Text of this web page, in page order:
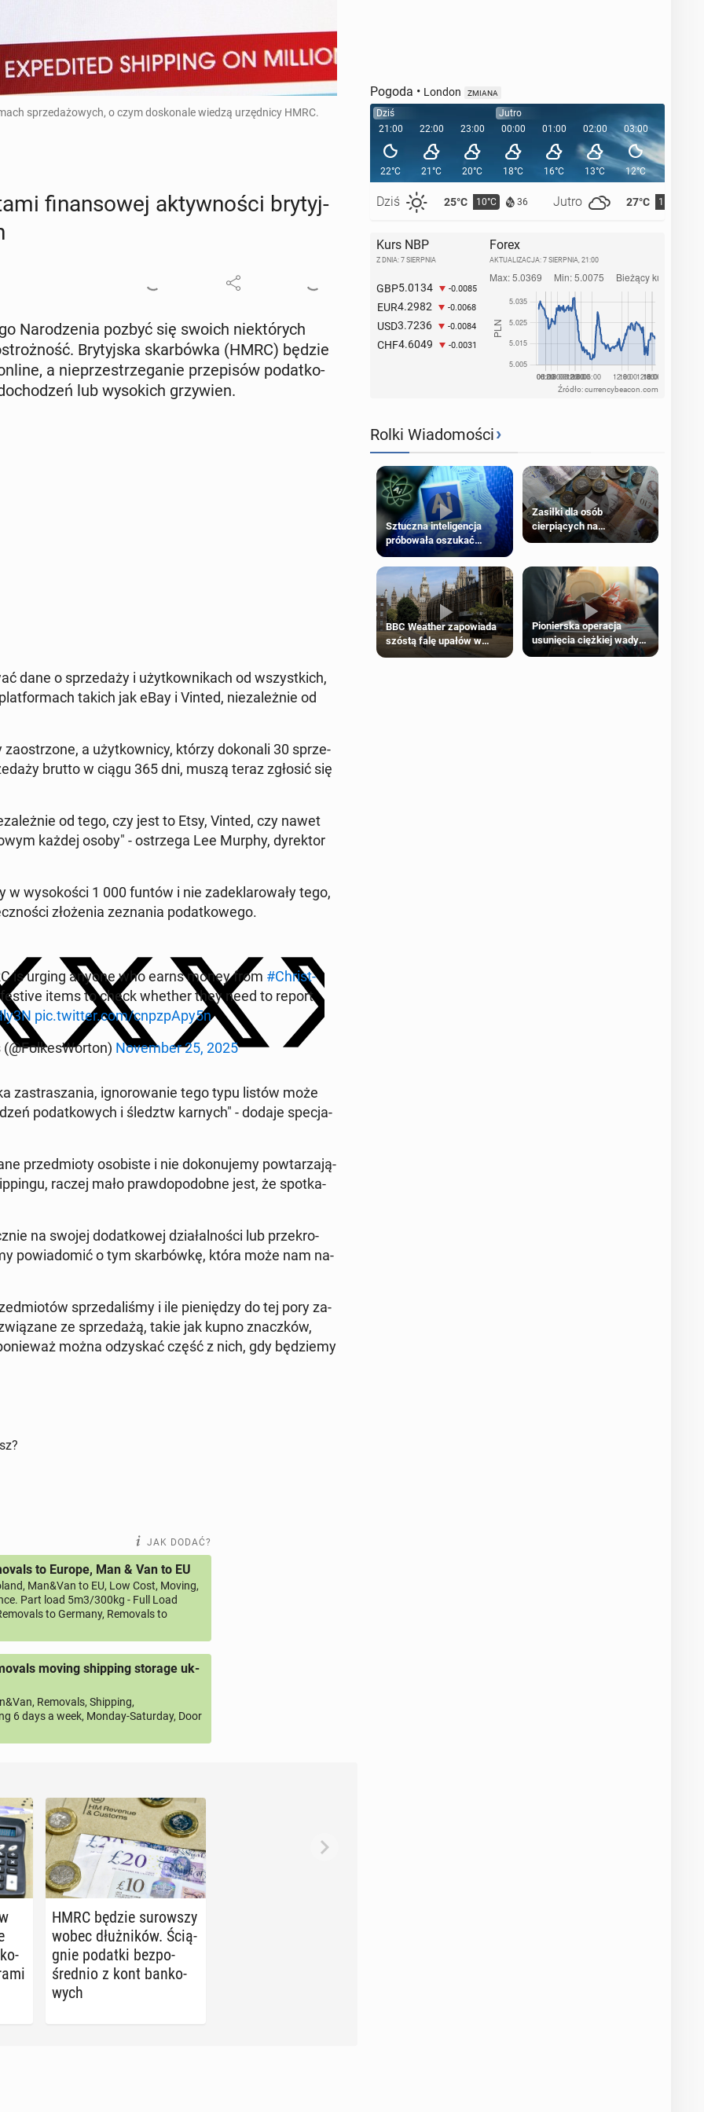
sprzedażowych, o czym doskonale wiedzą urzędnicy HMRC.
fi­nan­so­wej ak­tyw­no­ści bry­tyj­
Na­ro­dze­nia pozbyć się swoich nie­któ­rych
Bry­tyj­ska skar­bów­ka (HMRC) będzie
a nie­prze­strze­ga­nie prze­pi­sów po­dat­ko­
lub wy­so­kich grzy­wien.
dane o sprze­da­ży i użyt­kow­ni­kach od wszyst­kich,
takich jak eBay i Vinted, nie­za­leż­nie od
a użyt­kow­ni­cy, którzy do­ko­na­li 30 sprze­
brutto w ciągu 365 dni, muszą teraz zgłosić się
od tego, czy jest to Etsy, Vinted, czy nawet
każdej osoby" - ostrze­ga Lee Murphy, dy­rek­tor
w wy­so­ko­ści 1 000 funtów i nie za­de­kla­ro­wa­ły tego,
zło­że­nia ze­zna­nia po­dat­ko­we­go.
is urging anyone who earns money from #Chri­st­
items to check whether they need to report
pic.twitter.com/cnpz­pA­py5n
No­vem­ber 25, 2025
za­stra­sza­nia, igno­ro­wa­nie tego typu listów może
po­dat­ko­wych i śledztw karnych" - dodaje spe­cja­
przed­mio­ty oso­bi­ste i nie do­ko­nu­je­my po­wta­rza­ją­
raczej mało praw­do­po­dob­ne jest, że spo­tka­
na swojej do­dat­ko­wej dzia­łal­no­ści lub prze­kro­
po­wia­do­mić o tym skar­bów­kę, która może nam na­
sprze­da­li­śmy i ile pie­nię­dzy do tej pory za­
ze sprze­da­żą, takie jak kupno znacz­ków,
można od­zy­skać część z nich, gdy bę­dzie­my
JAK DODAĆ?
to Europe, Man & Van to EU
Man&Van to EU, Low Cost, Moving,
Part load 5m3/300kg - Full Load
to Germany, Removals to
moving shipping storage uk-
Removals, Shipping,
6 days a week, Monday-Saturday, Door
HMRC będzie su­row­szy
wobec dłuż­ni­ków. Ścią­
gnie podatki bez­po­
śred­nio z kont ban­ko­
wych
Pogoda • London ZMIANA
Dziś
21:00
22°C
Dziś 25°C 10°C 36 Jutro 27°C 11°C
22:00
21°C
23:00
20°C
Jutro
00:00
18°C
01:00
16°C
02:00
13°C
03:00
12°C
04:00
Kurs NBP
Z DNIA: 7 SIERPNIA
GBP5.0134 -0.0085
EUR4.2982 -0.0068
USD3.7236 -0.0084
CHF4.6049 -0.0031
Forex
AKTUALIZACJA: 7 SIERPNIA, 21:00
Źródło: currencybeacon.com
Rolki Wiadomości›
Sztuczna inteligencja
próbowała oszukać
człowieka
Zasiłki dla osób
cierpiących na
schorzenia psychiczne
BBC Weather zapowiada
szóstą falę upałów w
Londynie
Pionierska operacja
usunięcia ciężkiej wady
wrodzonej płodu w łonie